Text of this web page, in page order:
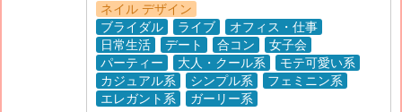
ネイル デザイン
ブライダル
ライブ
オフィス・仕事
日常生活
デート 合コン
女子会
パーティー
大人・クール系
モテ可愛い系
カジュアル系
シンプル系
フェミニン系
エレガント系
ガーリー系